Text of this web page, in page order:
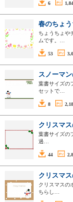
6
春のちょ
ちょうちょや
ムです。…
53
スノーマ
葉書サイズの
セットで…
8
クリスマ
葉書サイズの
過…
44
クリスマ
クリスマスの
ちらし…